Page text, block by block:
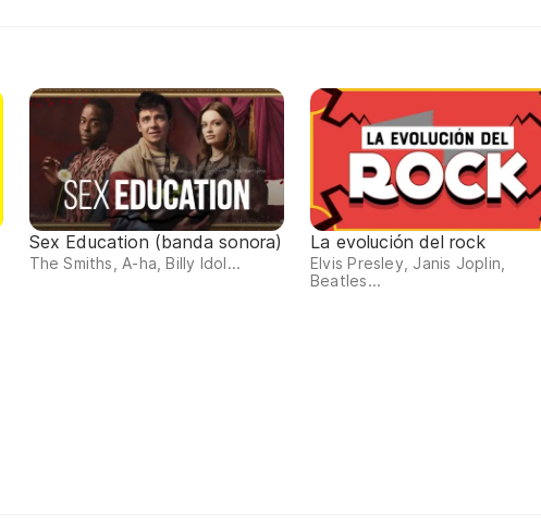
Sex Education (banda sonora)
The Smiths, A-ha, Billy Idol...
La evolución del rock
Elvis Presley, Janis Joplin,
Beatles...